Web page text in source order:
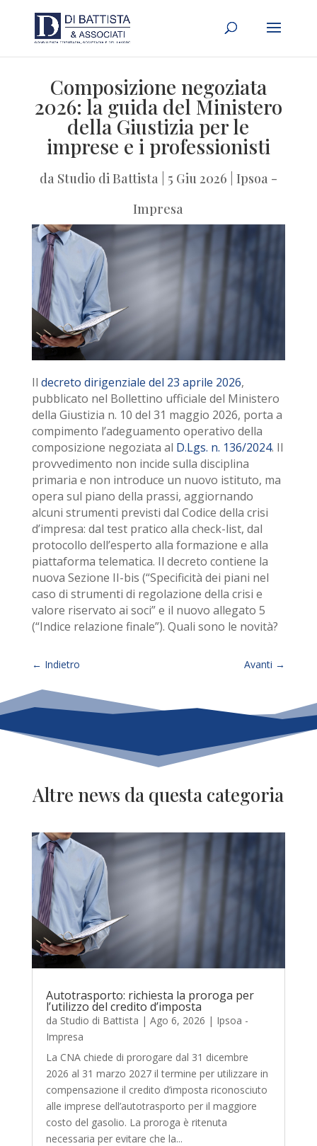
Composizione negoziata
2026: la guida del Ministero
della Giustizia per le
imprese e i professionisti
da Studio di Battista 5 Giu 2026 Ipsoa -
Impresa
Il decreto dirigenziale del 23 aprile 2026,
pubblicato nel Bollettino ufficiale del Ministero
della Giustizia n. 10 del 31 maggio 2026, porta a
compimento l’adeguamento operativo della
composizione negoziata al D.Lgs. n. 136/2024. Il
provvedimento non incide sulla disciplina
primaria e non introduce un nuovo istituto, ma
opera sul piano della prassi, aggiornando
alcuni strumenti previsti dal Codice della crisi
d’impresa: dal test pratico alla check-list, dal
protocollo dell’esperto alla formazione e alla
piattaforma telematica. Il decreto contiene la
nuova Sezione II-bis (“Specificità dei piani nel
caso di strumenti di regolazione della crisi e
valore riservato ai soci” e il nuovo allegato 5
(“Indice relazione finale”). Quali sono le novità?
← Indietro Avanti →
Altre news da questa categoria
Autotrasporto: richiesta la proroga per
l’utilizzo del credito d’imposta
da Studio di Battista | Ago 6, 2026 | Ipsoa -
Impresa
La CNA chiede di prorogare dal 31 dicembre
2026 al 31 marzo 2027 il termine per utilizzare in
compensazione il credito d’imposta riconosciuto
alle imprese dell’autotrasporto per il maggiore
costo del gasolio. La proroga è ritenuta
necessaria per evitare che la...